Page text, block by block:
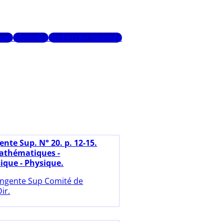
GlossaireRecherche avancée
Sup. N° 20. p. 12-15.
-
- Physique.
Sup Comité de